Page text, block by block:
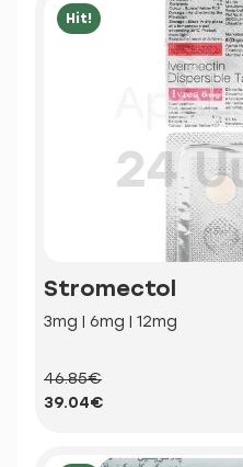
Hit!
Stromectol
3mg | 6mg | 12mg
46.85€
39.04€